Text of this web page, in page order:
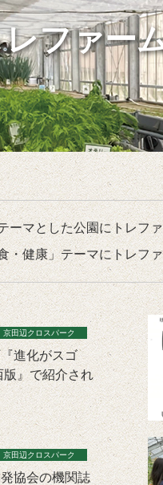
ファー
マとした公園にトレフ
健康」テーマにトレフ
進化がスゴ
版』で紹介され
協会の機関誌